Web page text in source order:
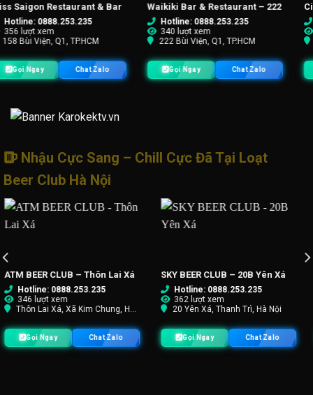
PlanB –
Hotline:
498 lượt
8C2
Restaurant – 222
Q1, TP.HCM
Chat Zalo
Cinderland – 16 Quốc Hương
Hotline: 0888.253.235
296 lượt xem
16 Quốc Hương, Q2, TP.HCM
Chat Zalo
Nhậu Cực Sang – Chill Cực Đã Tại Loạt
Beer Club Hà Nội
Big
CLUB – 20B Yên Xá
0888.253.235
xem
Xá, Thanh Trì, Hà Nội
Chat Zalo
Z66 Beer Club – 66 Tố Hữu
Hotline: 0888.253.235
345 lượt xem
66 Tố Hữu, Hà Đông, Hà Nội
Chat Zalo